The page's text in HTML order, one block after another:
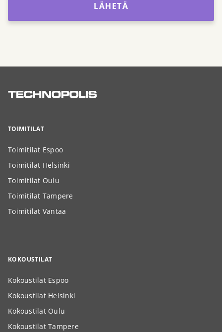
LÄHETÄ
TOIMITILAT
Toimitilat Espoo
Toimitilat Helsinki
Toimitilat Oulu
Toimitilat Tampere
Toimitilat Vantaa
KOKOUSTILAT
Kokoustilat Espoo
Kokoustilat Helsinki
Kokoustilat Oulu
Kokoustilat Tampere